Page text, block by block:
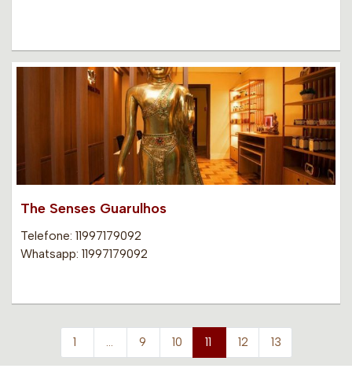
The Senses Guarulhos
Telefone: 11997179092
Whatsapp: 11997179092
1 … 9 10 11 12 13